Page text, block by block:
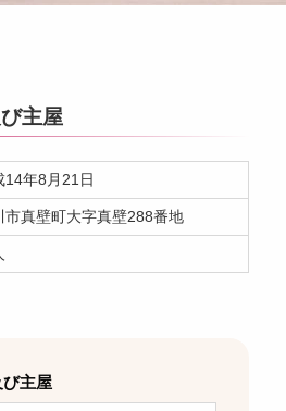
主屋
14年8月21日
市真壁町大字真壁288番地
主屋